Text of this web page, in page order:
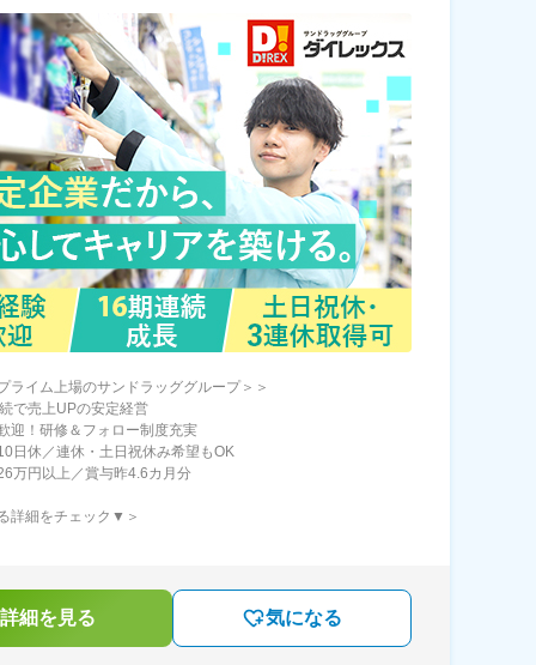
ライム上場のサンドラッググループ＞＞
で売上UPの安定経営
迎！研修＆フォロー制度充実
日休／連休・土日祝休み希望もOK
万円以上／賞与昨4.6カ月分
詳細をチェック▼＞
細を見る 気になる